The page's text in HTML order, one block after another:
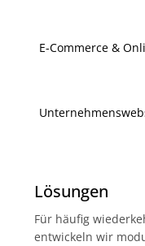
E-Commerce &
Lösungen
Für häufig
entwickeln wir